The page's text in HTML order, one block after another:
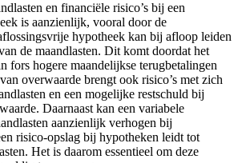
en financiële risico’s bij een
is aanzienlijk, vooral door de
hypotheek kan bij afloop leiden
de maandlasten. Dit komt doordat het
fors hogere maandelijkse terugbetalingen
overwaarde brengt ook risico’s met zich
en een mogelijke restschuld bij
Daarnaast kan een variabele
aanzienlijk verhogen bij
risico-opslag bij hypotheken leidt tot
Het is daarom essentieel om deze